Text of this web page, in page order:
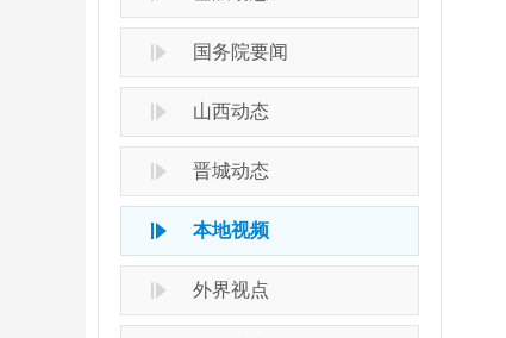
国务院要闻
山西动态
晋城动态
本地视频
外界视点